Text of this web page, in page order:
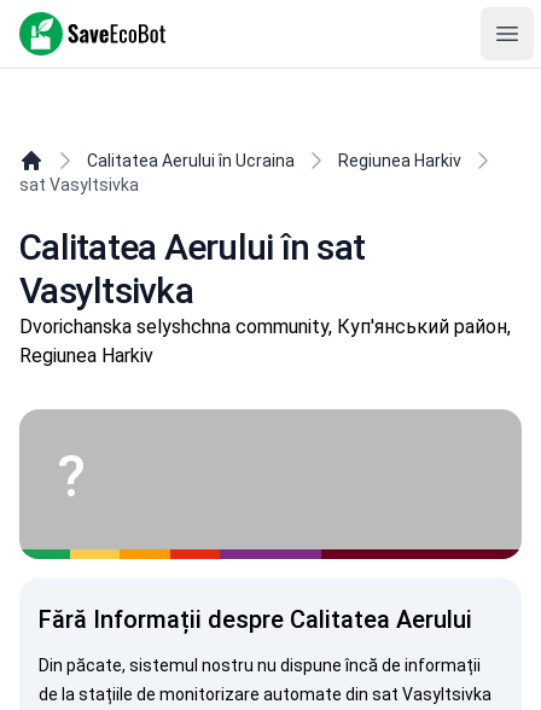
SaveEcoBot
Calitatea Aerului în Ucraina
Regiunea Harkiv
sat Vasyltsivka
Calitatea Aerului în sat
Vasyltsivka
Dvorichanska selyshchna community, Куп'янський район,
Regiunea Harkiv
?
Fără Informații despre Calitatea Aerului
Din păcate, sistemul nostru nu dispune încă de informații
de la stațiile de monitorizare automate din sat Vasyltsivka